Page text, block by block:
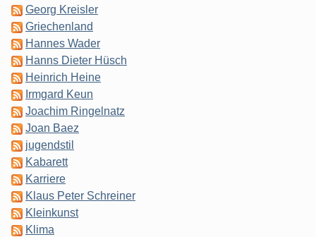
Georg Kreisler
Griechenland
Hannes Wader
Hanns Dieter Hüsch
Heinrich Heine
Irmgard Keun
Joachim Ringelnatz
Joan Baez
jugendstil
Kabarett
Karriere
Klaus Peter Schreiner
Kleinkunst
Klima